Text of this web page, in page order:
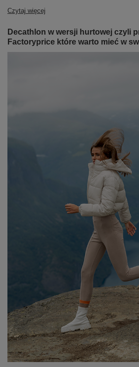
Czytaj więcej
Decathlon w wersji hurtowej czyli
Factoryprice które warto mieć w